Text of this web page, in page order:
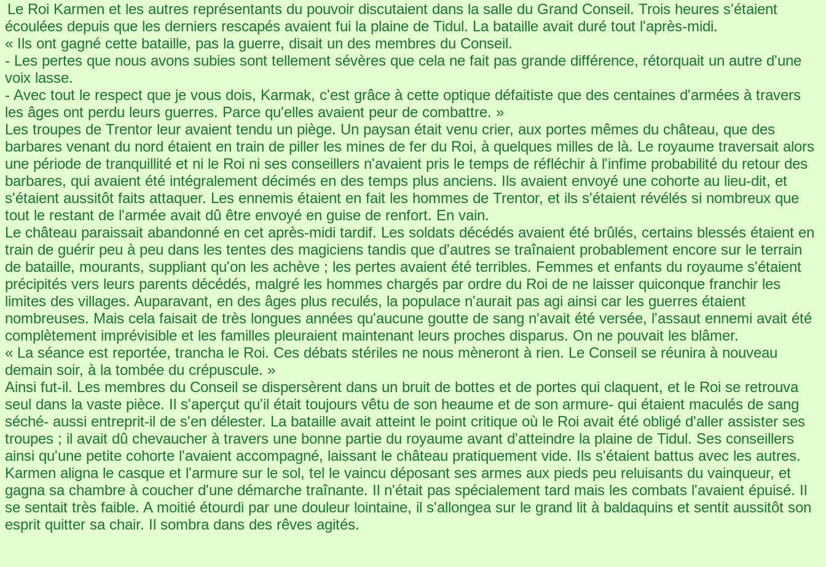
Le Roi Karmen et les autres représentants du pouvoir discutaient dans la salle du Grand Conseil. Trois heures s'étaient
écoulées depuis que les derniers rescapés avaient fui la plaine de Tidul. La bataille avait duré tout l'après-midi.
« Ils ont gagné cette bataille, pas la guerre, disait un des membres du Conseil.
- Les pertes que nous avons subies sont tellement sévères que cela ne fait pas grande différence, rétorquait un autre d'une
voix lasse.
- Avec tout le respect que je vous dois, Karmak, c'est grâce à cette optique défaitiste que des centaines d'armées à travers
les âges ont perdu leurs guerres. Parce qu'elles avaient peur de combattre. »
Les troupes de Trentor leur avaient tendu un piège. Un paysan était venu crier, aux portes mêmes du château, que des
barbares venant du nord étaient en train de piller les mines de fer du Roi, à quelques milles de là. Le royaume traversait alors
une période de tranquillité et ni le Roi ni ses conseillers n'avaient pris le temps de réfléchir à l'infime probabilité du retour des
barbares, qui avaient été intégralement décimés en des temps plus anciens. Ils avaient envoyé une cohorte au lieu-dit, et
s'étaient aussitôt faits attaquer. Les ennemis étaient en fait les hommes de Trentor, et ils s'étaient révélés si nombreux que
tout le restant de l'armée avait dû être envoyé en guise de renfort. En vain.
Le château paraissait abandonné en cet après-midi tardif. Les soldats décédés avaient été brûlés, certains blessés étaient en
train de guérir peu à peu dans les tentes des magiciens tandis que d'autres se traînaient probablement encore sur le terrain
de bataille, mourants, suppliant qu'on les achève ; les pertes avaient été terribles. Femmes et enfants du royaume s'étaient
précipités vers leurs parents décédés, malgré les hommes chargés par ordre du Roi de ne laisser quiconque franchir les
limites des villages. Auparavant, en des âges plus reculés, la populace n'aurait pas agi ainsi car les guerres étaient
nombreuses. Mais cela faisait de très longues années qu'aucune goutte de sang n'avait été versée, l'assaut ennemi avait été
complètement imprévisible et les familles pleuraient maintenant leurs proches disparus. On ne pouvait les blâmer.
« La séance est reportée, trancha le Roi. Ces débats stériles ne nous mèneront à rien. Le Conseil se réunira à nouveau
demain soir, à la tombée du crépuscule. »
Ainsi fut-il. Les membres du Conseil se dispersèrent dans un bruit de bottes et de portes qui claquent, et le Roi se retrouva
seul dans la vaste pièce. Il s'aperçut qu'il était toujours vêtu de son heaume et de son armure- qui étaient maculés de sang
séché- aussi entreprit-il de s'en délester. La bataille avait atteint le point critique où le Roi avait été obligé d'aller assister ses
troupes ; il avait dû chevaucher à travers une bonne partie du royaume avant d'atteindre la plaine de Tidul. Ses conseillers
ainsi qu'une petite cohorte l'avaient accompagné, laissant le château pratiquement vide. Ils s'étaient battus avec les autres.
Karmen aligna le casque et l'armure sur le sol, tel le vaincu déposant ses armes aux pieds peu reluisants du vainqueur, et
gagna sa chambre à coucher d'une démarche traînante. Il n'était pas spécialement tard mais les combats l'avaient épuisé. Il
se sentait très faible. A moitié étourdi par une douleur lointaine, il s'allongea sur le grand lit à baldaquins et sentit aussitôt son
esprit quitter sa chair. Il sombra dans des rêves agités.